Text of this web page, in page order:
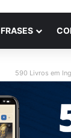
FRASES
590 Livros em